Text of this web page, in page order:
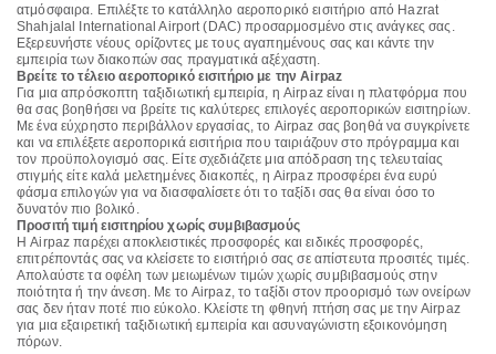
ατμόσφαιρα. Επιλέξτε το κατάλληλο αεροπορικό εισιτήριο από Hazrat
Shahjalal International Airport (DAC) προσαρμοσμένο στις ανάγκες σας.
Εξερευνήστε νέους ορίζοντες με τους αγαπημένους σας και κάντε την
εμπειρία των διακοπών σας πραγματικά αξέχαστη.
Βρείτε το τέλειο αεροπορικό εισιτήριο με την Airpaz
Για μια απρόσκοπτη ταξιδιωτική εμπειρία, η Airpaz είναι η πλατφόρμα που
θα σας βοηθήσει να βρείτε τις καλύτερες επιλογές αεροπορικών εισιτηρίων.
Με ένα εύχρηστο περιβάλλον εργασίας, το Airpaz σας βοηθά να συγκρίνετε
και να επιλέξετε αεροπορικά εισιτήρια που ταιριάζουν στο πρόγραμμα και
τον προϋπολογισμό σας. Είτε σχεδιάζετε μια απόδραση της τελευταίας
στιγμής είτε καλά μελετημένες διακοπές, η Airpaz προσφέρει ένα ευρύ
φάσμα επιλογών για να διασφαλίσετε ότι το ταξίδι σας θα είναι όσο το
δυνατόν πιο βολικό.
Προσιτή τιμή εισιτηρίου χωρίς συμβιβασμούς
Η Airpaz παρέχει αποκλειστικές προσφορές και ειδικές προσφορές,
επιτρέποντάς σας να κλείσετε το εισιτήριό σας σε απίστευτα προσιτές τιμές.
Απολαύστε τα οφέλη των μειωμένων τιμών χωρίς συμβιβασμούς στην
ποιότητα ή την άνεση. Με το Airpaz, το ταξίδι στον προορισμό των ονείρων
σας δεν ήταν ποτέ πιο εύκολο. Κλείστε τη φθηνή πτήση σας με την Airpaz
για μια εξαιρετική ταξιδιωτική εμπειρία και ασυναγώνιστη εξοικονόμηση
πόρων.